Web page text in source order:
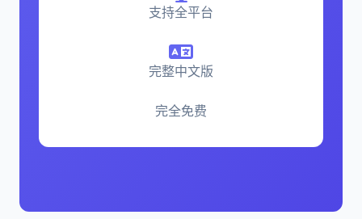
支持全平台
完整中文版
完全免费